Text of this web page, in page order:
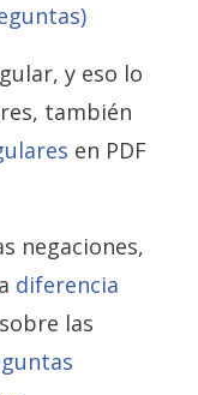
y eso lo
también
en PDF
negaciones,
diferencia
las